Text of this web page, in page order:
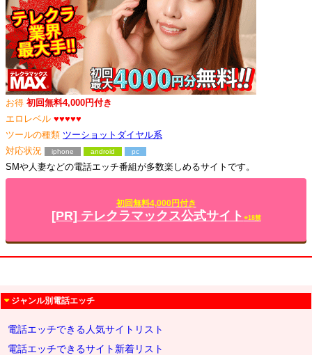
お得 初回無料4,000円付き
エロレベル ♥♥♥♥♥
ツールの種類 ツーショットダイヤル系
対応状況
iphone android pc
SMや人妻などの電話エッチ番組が多数楽しめるサイトです。
初回無料4,000円付き
[PR] テレクラマックス公式サイト ※18禁
ジャンル別電話エッチ
電話エッチできる人気サイトリスト
電話エッチできるサイト新着リスト